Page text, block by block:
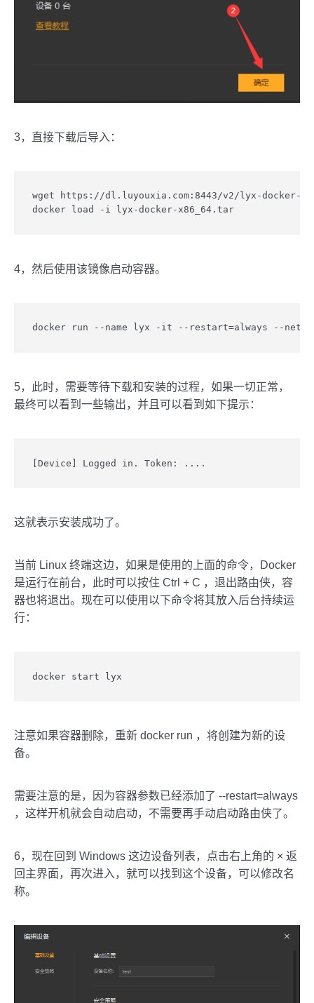
3，直接下载后导入：
wget https://dl.luyouxia.com:8443/v2/lyx-docker-
docker load -i lyx-docker-x86_64.tar
4，然后使用该镜像启动容器。
docker run --name lyx -it --restart=always --
5，此时，需要等待下载和安装的过程，如果一切正常，
最终可以看到一些输出，并且可以看到如下提示：
[Device] Logged in. Token: ....
这就表示安装成功了。
当前 Linux 终端这边，如果是使用的上面的命令，Docker
是运行在前台，此时可以按住 Ctrl + C ，退出路由侠，容
器也将退出。现在可以使用以下命令将其放入后台持续运
行：
docker start lyx
注意如果容器删除，重新 docker run ，将创建为新的设
备。
需要注意的是，因为容器参数已经添加了 --restart=always
，这样开机就会自动启动，不需要再手动启动路由侠了。
6，现在回到 Windows 这边设备列表，点击右上角的 × 返
回主界面，再次进入，就可以找到这个设备，可以修改名
称。